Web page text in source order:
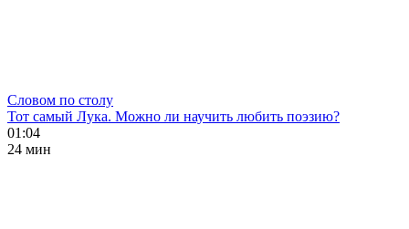
Словом по столу
Тот самый Лука. Можно ли научить любить поэзию?
01:04
24 мин